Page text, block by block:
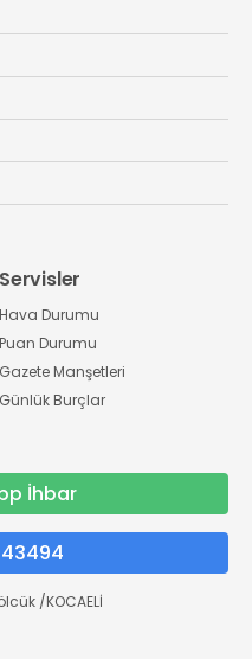
Servisler
Hava Durumu
Puan Durumu
Gazete Manşetleri
Günlük Burçlar
İhbar
/KOCAELİ